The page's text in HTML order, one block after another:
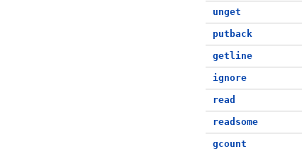
unget
putback
getline
ignore
read
readsome
gcount